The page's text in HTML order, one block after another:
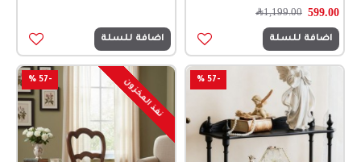
599.00
1,199.00﷼
اضافة للسلة اضافة للسلة
-57 %
-57 % نفذ المخزون